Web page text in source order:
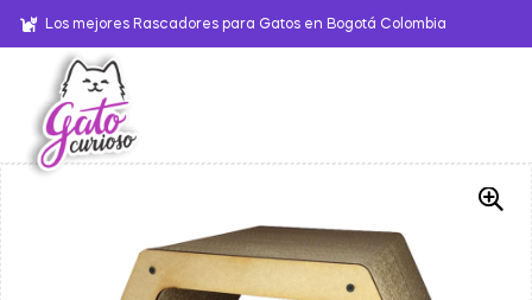
Los mejores Rascadores para Gatos en Bogotá Colombia